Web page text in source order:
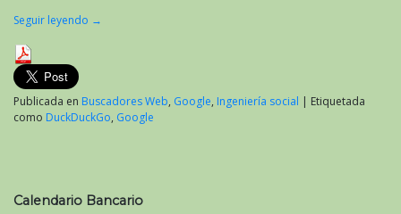
Seguir leyendo →
Publicada en Buscadores Web, Google, Ingeniería social
Etiquetada
como DuckDuckGo, Google
Calendario Bancario